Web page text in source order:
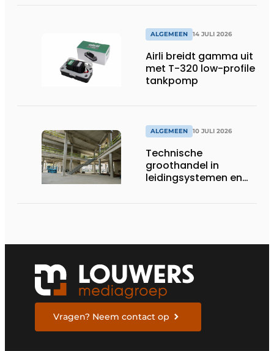
systemen
ALGEMEEN 14 JULI 2026
Airli breidt gamma uit
met T-320 low-profile
tankpomp
ALGEMEEN 10 JULI 2026
Technische
groothandel in
leidingsystemen en
Vragen? Neem contact op